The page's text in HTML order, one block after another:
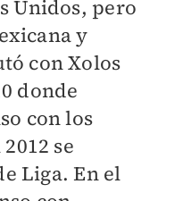
Unidos, pero
y
con Xolos
donde
con los
se
Liga. En el